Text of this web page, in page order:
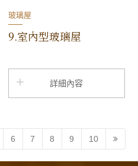
玻璃屋
9.室內型玻璃屋
詳細內容
6 7 8 9 10